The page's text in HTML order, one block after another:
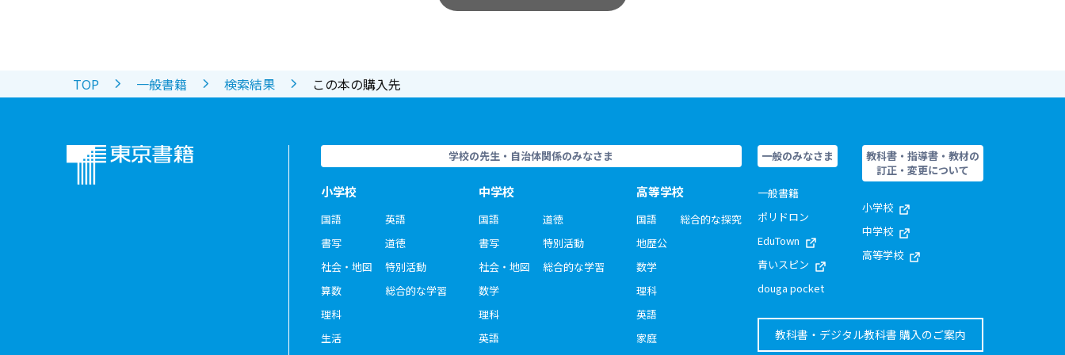
TOP 一般書籍 検索結果 この本の購入先
学校の先生・自治体関係のみなさま
小学校
国語
書写
社会・地図
算数
理科
生活
英語
道徳
特別活動
総合的な学習
中学校
国語
書写
社会・地図
数学
理科
英語
道徳
特別活動
総合的な学習
高等学校
国語
地歴公
数学
理科
英語
家庭
総合的な探究
一般のみなさま
一般書籍
ポリドロン
EduTown
青いスピン
douga pocket
教科書・指導書・教材の
訂正・変更について
小学校
中学校
高等学校
教科書・デジタル教科書 購入のご案内